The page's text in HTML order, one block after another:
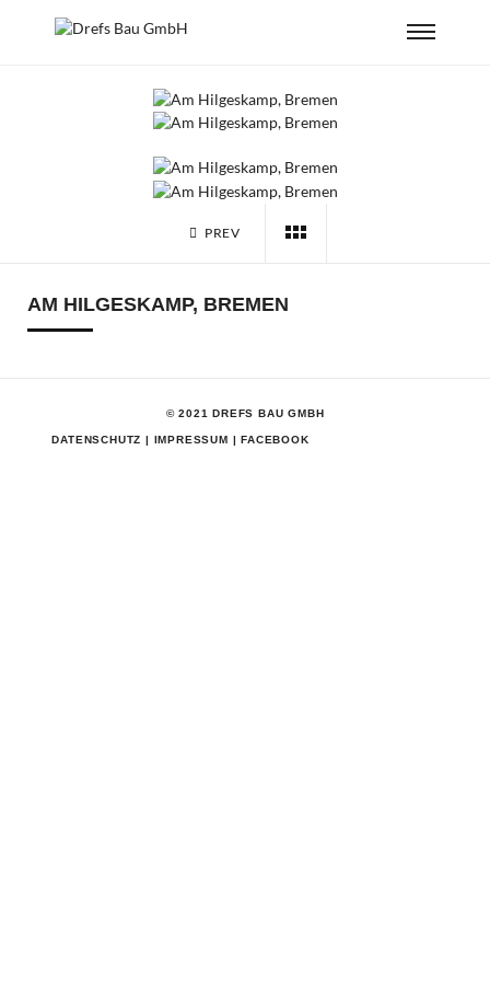
PREV
AM HILGESKAMP, BREMEN
© 2021 DREFS BAU GMBH
DATENSCHUTZ | IMPRESSUM |FACEBOOK